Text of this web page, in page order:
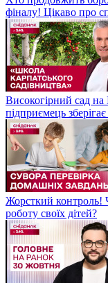
фіналу! Цікаво про
Високогірний сад
підприємець
Жорсткий контроль!
роботу своїх дітей?